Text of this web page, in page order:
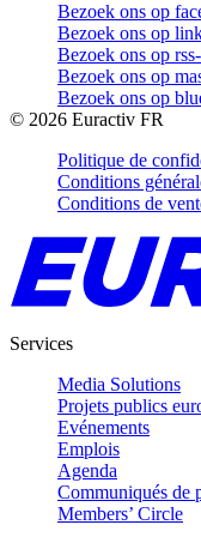
Bezoek ons op
Bezoek ons op
Bezoek ons op
Bezoek ons op
Bezoek ons op
© 2026 Euractiv FR
Politique de
Conditions
Conditions de
Services
Media Solutions
Projets publics
Evénements
Emplois
Agenda
Communiqués de
Members’ Circle